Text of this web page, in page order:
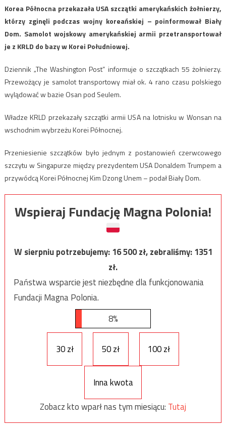
Korea Północna przekazała USA szczątki amerykańskich żołnierzy,
którzy zginęli podczas wojny koreańskiej – poinformował Biały
Dom. Samolot wojskowy amerykańskiej armii przetransportował
je z KRLD do bazy w Korei Południowej.
Dziennik „The Washington Post” informuje o szczątkach 55 żołnierzy.
Przewożący je samolot transportowy miał ok. 4 rano czasu polskiego
wylądować w bazie Osan pod Seulem.
Władze KRLD przekazały szczątki armii USA na lotnisku w Wonsan na
wschodnim wybrzeżu Korei Północnej.
Przeniesienie szczątków było jednym z postanowień czerwcowego
szczytu w Singapurze między prezydentem USA Donaldem Trumpem a
przywódcą Korei Północnej Kim Dzong Unem – podał Biały Dom.
Wspieraj Fundację Magna Polonia!
W sierpniu potrzebujemy:16 500zł, zebraliśmy:1351
zł.
Państwa wsparcie jest niezbędne dla funkcjonowania
Fundacji Magna Polonia.
8%
30 zł 50 zł 100 zł
Inna kwota
Zobacz kto wparł nas tym miesiącu: Tutaj